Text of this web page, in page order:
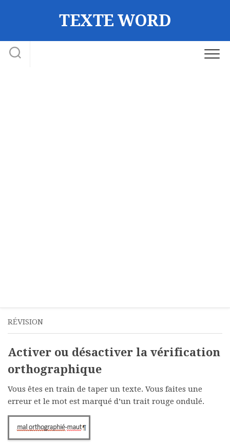
TEXTE WORD
RÉVISION
Activer ou désactiver la vérification
orthographique
Vous êtes en train de taper un texte. Vous faites une
erreur et le mot est marqué d’un trait rouge ondulé.